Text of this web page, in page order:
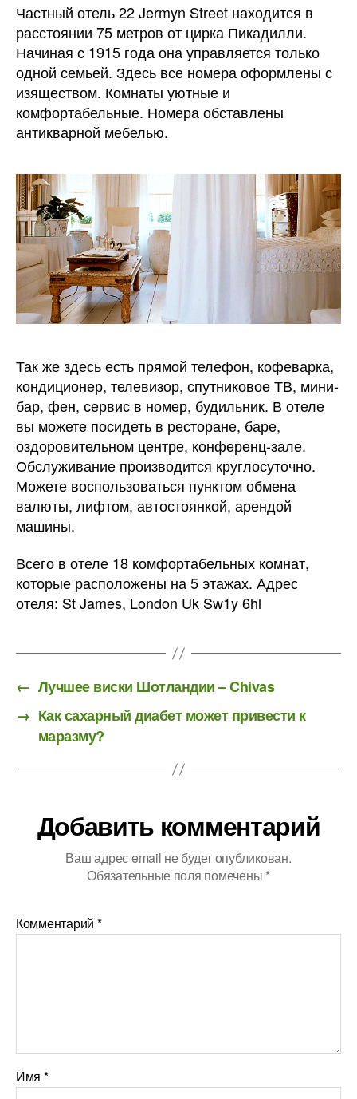
Частный отель 22 Jermyn Street находится в
расстоянии 75 метров от цирка Пикадилли.
Начиная с 1915 года она управляется только
одной семьей. Здесь все номера оформлены с
изяществом. Комнаты уютные и
комфортабельные. Номера обставлены
антикварной мебелью.
Так же здесь есть прямой телефон, кофеварка,
кондиционер, телевизор, спутниковое ТВ, мини-
бар, фен, сервис в номер, будильник. В отеле
вы можете посидеть в ресторане, баре,
оздоровительном центре, конференц-зале.
Обслуживание производится круглосуточно.
Можете воспользоваться пунктом обмена
валюты, лифтом, автостоянкой, арендой
машины.
Всего в отеле 18 комфортабельных комнат,
которые расположены на 5 этажах. Адрес
отеля: St James, London Uk Sw1y 6hl
← Лучшее виски Шотландии – Chivas
→ Как сахарный диабет может привести к
маразму?
Добавить комментарий
Ваш адрес email не будет опубликован.
Обязательные поля помечены *
Комментарий *
Имя *